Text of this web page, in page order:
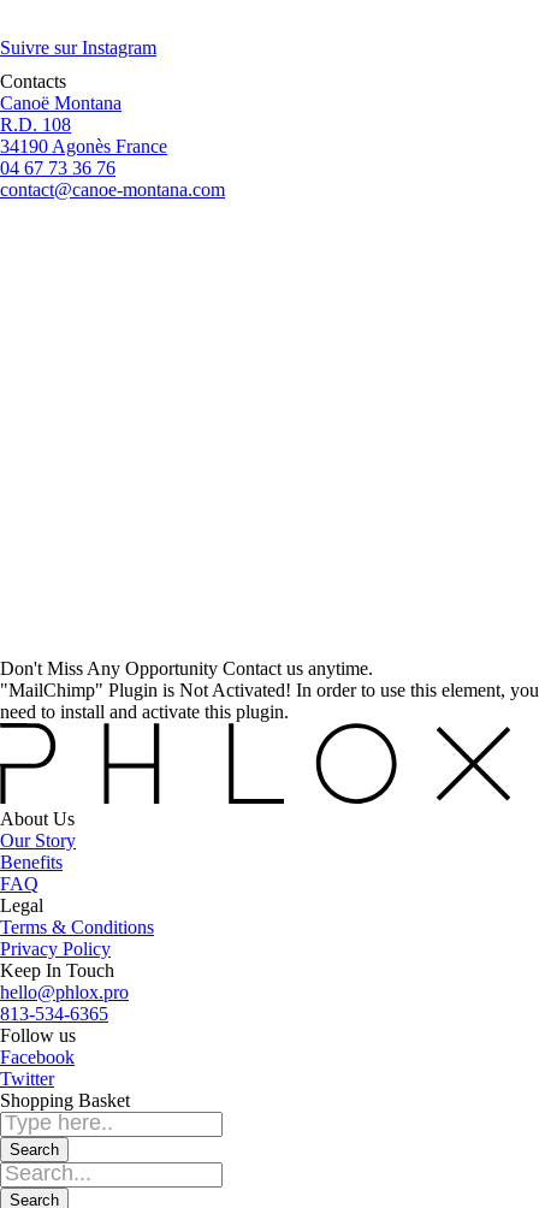
Suivre sur Instagram
Contacts
Canoë Montana
R.D. 108
34190 Agonès France
04 67 73 36 76
contact@canoe-montana.com
Don't Miss Any Opportunity Contact us anytime.
"MailChimp" Plugin is Not Activated! In order to use this element, you
need to install and activate this plugin.
About Us
Our Story
Benefits
FAQ
Legal
Terms & Conditions
Privacy Policy
Keep In Touch
hello@phlox.pro
813-534-6365
Follow us
Facebook
Twitter
Shopping Basket